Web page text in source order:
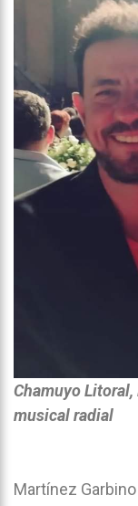
Chamuyo
musical radial
Martínez Garbino